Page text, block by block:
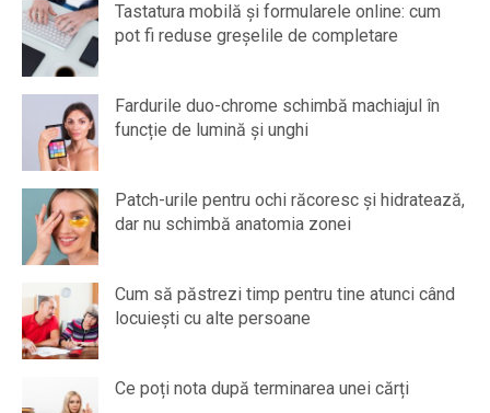
Tastatura mobilă și formularele online: cum
pot fi reduse greșelile de completare
Fardurile duo-chrome schimbă machiajul în
funcție de lumină și unghi
Patch-urile pentru ochi răcoresc și hidratează,
dar nu schimbă anatomia zonei
Cum să păstrezi timp pentru tine atunci când
locuiești cu alte persoane
Ce poți nota după terminarea unei cărți